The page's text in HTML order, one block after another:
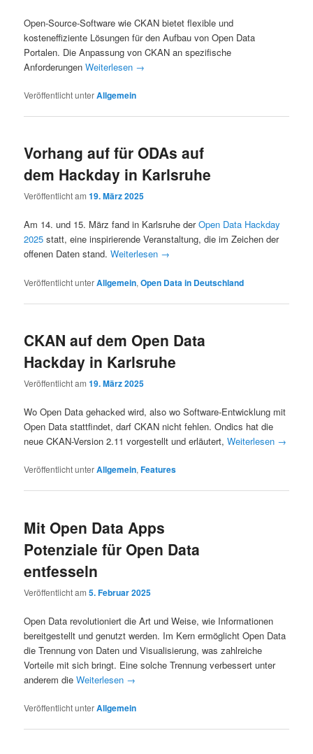
Open-Source-Software wie CKAN bietet flexible und
kosteneffiziente Lösungen für den Aufbau von Open Data
Portalen. Die Anpassung von CKAN an spezifische
AnforderungenWeiterlesen →
Veröffentlicht unterAllgemein
Vorhang auf für ODAs auf
dem Hackday in Karlsruhe
Veröffentlicht am19. März 2025
Am 14. und 15. März fand in Karlsruhe derOpen Data Hackday
2025 statt, eine inspirierende Veranstaltung, die im Zeichen der
offenen Daten stand.Weiterlesen →
Veröffentlicht unterAllgemein,Open Data in Deutschland
CKAN auf dem Open Data
Hackday in Karlsruhe
Veröffentlicht am19. März 2025
Wo Open Data gehacked wird, also wo Software-Entwicklung mit
Open Data stattfindet, darf CKAN nicht fehlen. Ondics hat die
neue CKAN-Version 2.11 vorgestellt und erläutert,Weiterlesen →
Veröffentlicht unterAllgemein,Features
Mit Open Data Apps
Potenziale für Open Data
entfesseln
Veröffentlicht am5. Februar 2025
Open Data revolutioniert die Art und Weise, wie Informationen
bereitgestellt und genutzt werden. Im Kern ermöglicht Open Data
die Trennung von Daten und Visualisierung, was zahlreiche
Vorteile mit sich bringt. Eine solche Trennung verbessert unter
anderem dieWeiterlesen →
Veröffentlicht unterAllgemein